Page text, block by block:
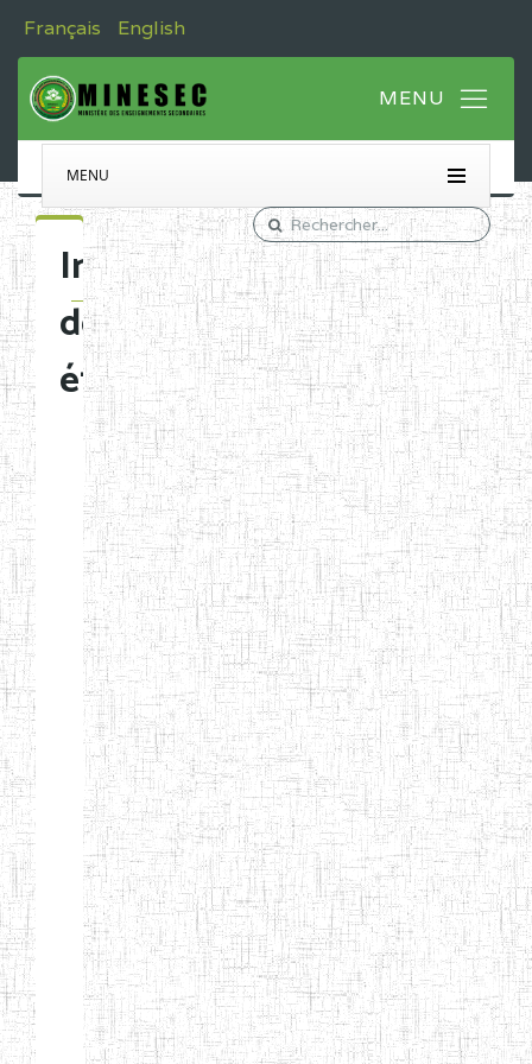
Français English
MENU
Immatriculation
des
établissements
Etablissements
d'enseignement
normal
ENI
Chercher:
Effacer les filtres
Denomination
Type